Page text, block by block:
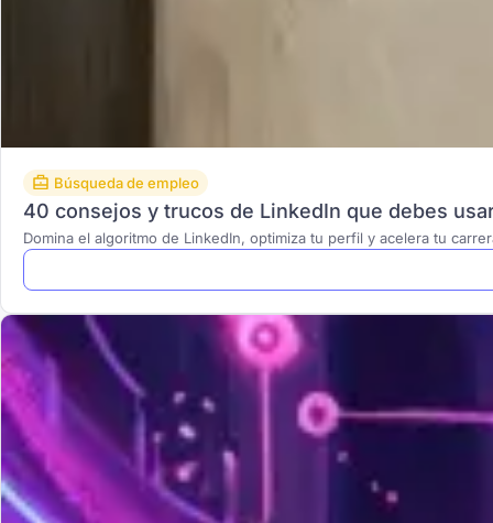
Búsqueda de empleo
40 consejos y trucos de LinkedIn que debes
Domina el algoritmo de LinkedIn, optimiza tu perfil y acelera tu